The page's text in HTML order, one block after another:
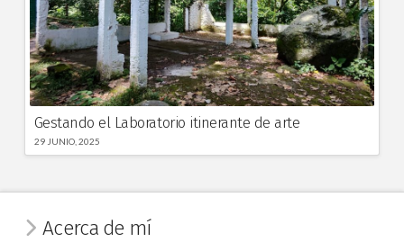
Gestando el Laboratorio itinerante de arte
29 JUNIO, 2025
Acerca de mí